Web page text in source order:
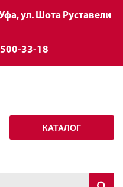
ул. Шота Руставели
33-18
КАТАЛОГ